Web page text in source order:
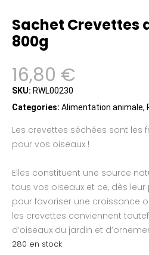
Sachet Crevettes
800g
16,80 €
SKU: RWL00230
Categories: Alimentation animale,
Les crevettes séchées sont les
pour vos oiseaux !
Elles constituent une source
tous vos oiseaux et ce, dès
pour favoriser une croissance
les crevettes conviennent
d’oiseaux du jardin et
280 en stock